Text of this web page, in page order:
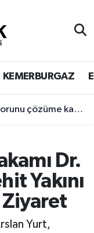
KEMERBURGAZ
çözüme kavuşuyor
Dr.
Yakını
Yurt,